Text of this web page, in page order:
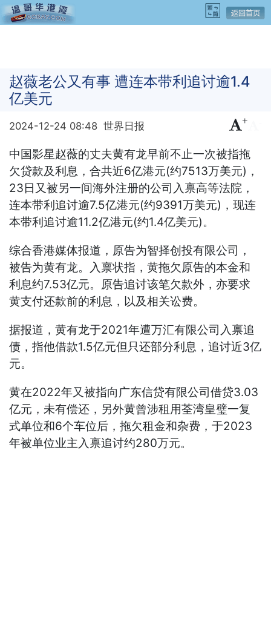
赵薇老公又有事 遭连本带利追讨逾1.4
亿美元
2024-12-24 08:48 世界日报 +
中国影星赵薇的丈夫黄有龙早前不止一次被指拖
欠贷款及利息，合共近6亿港元(约7513万美元)，
23日又被另一间海外注册的公司入禀高等法院，
连本带利追讨逾7.5亿港元(约9391万美元)，现连
本带利追讨逾11.2亿港元(约1.4亿美元)。
综合香港媒体报道，原告为智择创投有限公司，
被告为黄有龙。入禀状指，黄拖欠原告的本金和
利息约7.53亿元。原告追讨该笔欠款外，亦要求
黄支付还款前的利息，以及相关讼费。
据报道，黄有龙于2021年遭万汇有限公司入禀追
债，指他借款1.5亿元但只还部分利息，追讨近3亿
元。
黄在2022年又被指向广东信贷有限公司借贷3.03
亿元，未有偿还，另外黄曾涉租用荃湾皇璧一复
式单位和6个车位后，拖欠租金和杂费，于2023
年被单位业主入禀追讨约280万元。